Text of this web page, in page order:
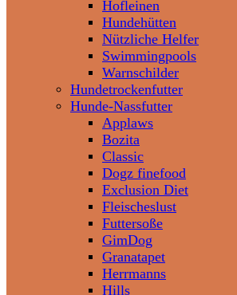
Hofleinen
Hundehütten
Nützliche Helfer
Swimmingpools
Warnschilder
Hundetrockenfutter
Hunde-Nassfutter
Applaws
Bozita
Classic
Dogz finefood
Exclusion Diet
Fleischeslust
Futtersoße
GimDog
Granatapet
Herrmanns
Hills